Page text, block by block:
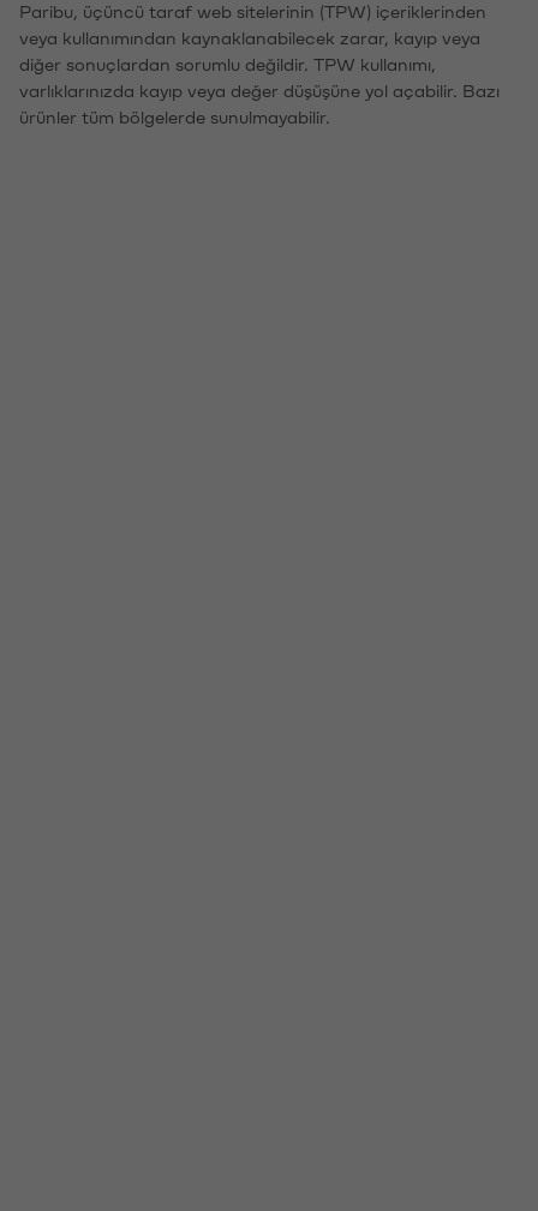
Paribu, üçüncü taraf web sitelerinin (TPW) içeriklerinden
veya kullanımından kaynaklanabilecek zarar, kayıp veya
diğer sonuçlardan sorumlu değildir. TPW kullanımı,
varlıklarınızda kayıp veya değer düşüşüne yol açabilir. Bazı
ürünler tüm bölgelerde sunulmayabilir.